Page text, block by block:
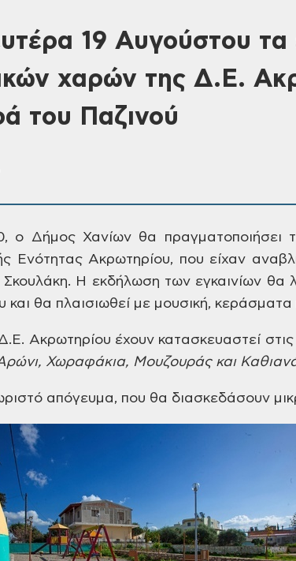
19 Αυγούστου τα
χαρών της Δ.Ε.
του Παζινού
ο Δήμος Χανίων θα
πραγματοποιήσει
ΕνότηταςΑκρωτηρίου, που είχαν
Σκουλάκη. Η εκδήλωση των εγκαινίων θα
και θα πλαισιωθεί με μουσική, κεράσματα
Ακρωτηρίου έχουν κατασκευαστεί
Χωραφάκια, Μουζουράς και
απόγευμα, που θα διασκεδάσουν